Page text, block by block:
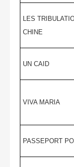
LES
CHINE
UN CAID
VIVA MARIA
PASSEPORT